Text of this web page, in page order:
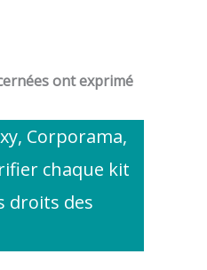
ont exprimé
Corporama,
chaque kit
droits des